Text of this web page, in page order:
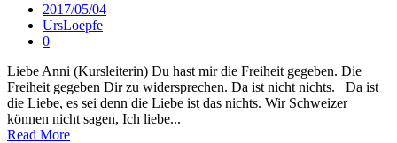
2017/05/04
UrsLoepfe
0
Liebe Anni (Kursleiterin) Du hast mir die Freiheit gegeben. Die
Freiheit gegeben Dir zu widersprechen. Da ist nicht nichts. Da ist
die Liebe, es sei denn die Liebe ist das nichts. Wir Schweizer
können nicht sagen, Ich liebe...
Read More